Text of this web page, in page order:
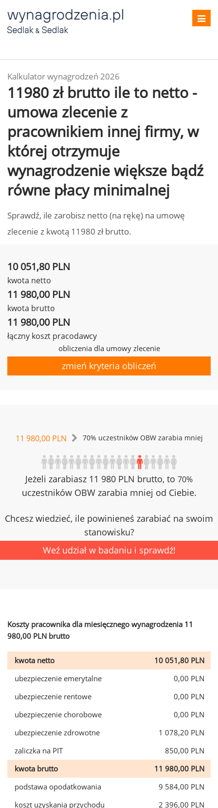
Kalkulator wynagrodzeń 2026
11980 zł brutto ile to netto -
umowa zlecenie z
pracownikiem innej firmy, w
której otrzymuje
wynagrodzenie większe bądź
równe płacy minimalnej
Sprawdź, ile zarobisz netto (na rękę) na umowę
zlecenie z kwotą 11980 zł brutto.
10 051,80 PLN
kwota netto
11 980,00 PLN
kwota brutto
11 980,00 PLN
łączny koszt pracodawcy
obliczenia dla umowy zlecenie
zmień kryteria obliczeń
11 980,00 PLN 70% uczestników OBW zarabia mniej
Jeżeli zarabiasz 11 980 PLN brutto, to 70%
uczestników OBW zarabia mniej od Ciebie.
Chcesz wiedzieć, ile powinieneś zarabiać na swoim
stanowisku?
Weź udział w badaniu i sprawdź!
Koszty pracownika dla miesięcznego wynagrodzenia 11
980,00 PLN brutto
kwota netto
10 051,80 PLN
ubezpieczenie emerytalne
0,00 PLN
ubezpieczenie rentowe
0,00 PLN
ubezpieczenie chorobowe
0,00 PLN
ubezpieczenie zdrowotne
1 078,20 PLN
zaliczka na PIT
850,00 PLN
kwota brutto
11 980,00 PLN
podstawa opodatkowania
9 584,00 PLN
koszt uzyskania przychodu
2 396,00 PLN